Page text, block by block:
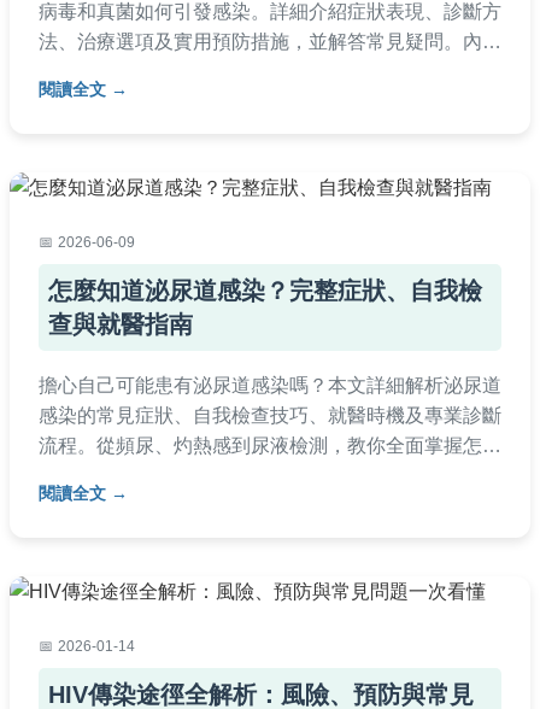
病毒和真菌如何引發感染。詳細介紹症狀表現、診斷方
法、治療選項及實用預防措施，並解答常見疑問。內容
風險。適合一般民眾閱讀，提供實用建議。
閱讀全文
2026-06-09
怎麼知道泌尿道感染？完整症狀、自我檢
查與就醫指南
擔心自己可能患有泌尿道感染嗎？本文詳細解析泌尿道
感染的常見症狀、自我檢查技巧、就醫時機及專業診斷
流程。從頻尿、灼熱感到尿液檢測，教你全面掌握怎麼
現與處理。
閱讀全文
2026-01-14
HIV傳染途徑全解析：風險、預防與常見